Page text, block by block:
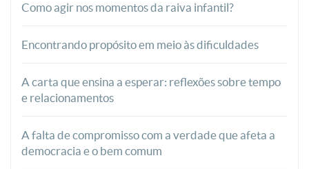
Como agir nos momentos da raiva infantil?
Encontrando propósito em meio às dificuldades
A carta que ensina a esperar: reflexões sobre tempo
e relacionamentos
A falta de compromisso com a verdade que afeta a
democracia e o bem comum